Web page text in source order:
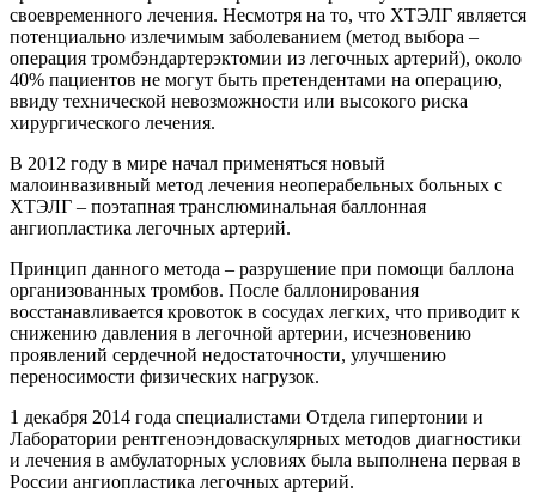
своевременного лечения. Несмотря на то, что ХТЭЛГ является
потенциально излечимым заболеванием (метод выбора –
операция тромбэндартерэктомии из легочных артерий), около
40% пациентов не могут быть претендентами на операцию,
ввиду технической невозможности или высокого риска
хирургического лечения.
В 2012 году в мире начал применяться новый
малоинвазивный метод лечения неоперабельных больных с
ХТЭЛГ – поэтапная транслюминальная баллонная
ангиопластика легочных артерий.
Принцип данного метода – разрушение при помощи баллона
организованных тромбов. После баллонирования
восстанавливается кровоток в сосудах легких, что приводит к
снижению давления в легочной артерии, исчезновению
проявлений сердечной недостаточности, улучшению
переносимости физических нагрузок.
1 декабря 2014 года специалистами Отдела гипертонии и
Лаборатории рентгеноэндоваскулярных методов диагностики
и лечения в амбулаторных условиях была выполнена первая в
России ангиопластика легочных артерий.